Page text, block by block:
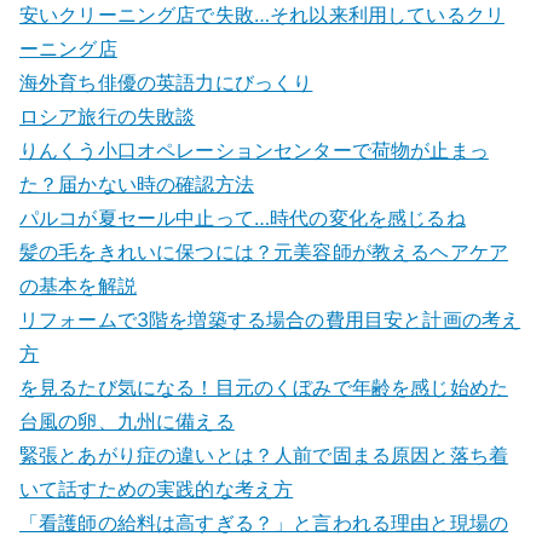
安いクリーニング店で失敗…それ以来利用しているクリ
ーニング店
海外育ち俳優の英語力にびっくり
ロシア旅行の失敗談
りんくう小口オペレーションセンターで荷物が止まっ
た？届かない時の確認方法
パルコが夏セール中止って…時代の変化を感じるね
髪の毛をきれいに保つには？元美容師が教えるヘアケア
の基本を解説
リフォームで3階を増築する場合の費用目安と計画の考え
方
を見るたび気になる！目元のくぼみで年齢を感じ始めた
台風の卵、九州に備える
緊張とあがり症の違いとは？人前で固まる原因と落ち着
いて話すための実践的な考え方
「看護師の給料は高すぎる？」と言われる理由と現場の